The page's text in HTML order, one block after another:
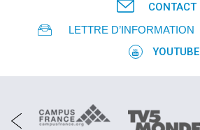
CONTACT
LETTRE D’INFORMATION
YOUTUBE